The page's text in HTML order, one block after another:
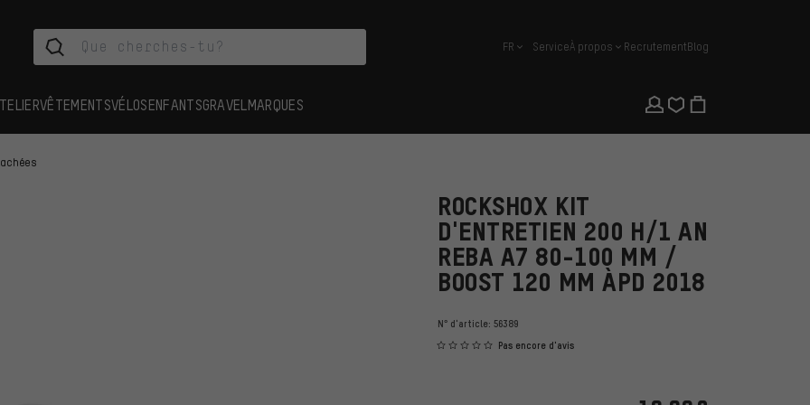
français
FR ServiceÀ propos RecrutementBlog
VÊTEMENTSVÉLOSENFANTSGRAVEL MARQUES
ROCKSHOX KIT
D'ENTRETIEN 200 H/1 AN
REBA A7 80-100 MM /
BOOST 120 MM ÀPD 2018
N° d'article: 56389
Pas encore d'avis